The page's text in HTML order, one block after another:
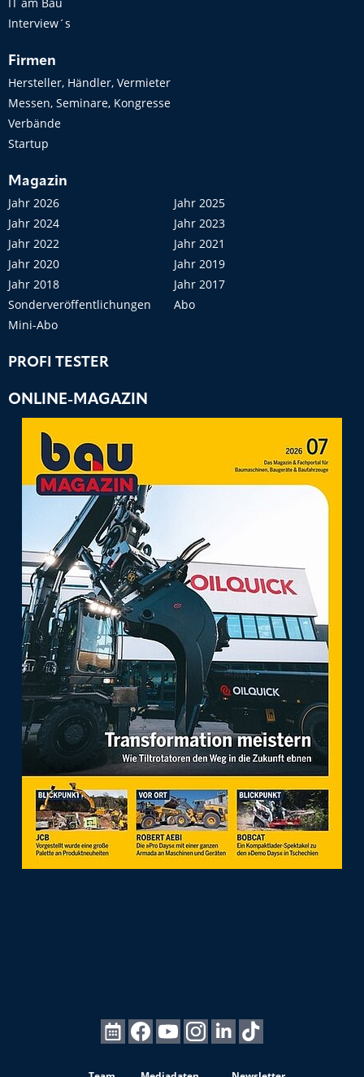
Interview´s
Firmen
Hersteller, Händler, Vermieter
Messen, Seminare, Kongresse
Verbände
Startup
Magazin
Jahr 2026
Jahr 2025
Jahr 2024
Jahr 2023
Jahr 2022
Jahr 2021
Jahr 2020
Jahr 2019
Jahr 2018
Jahr 2017
Sonderveröffentlichungen
Abo
Mini-Abo
PROFI TESTER
ONLINE-MAGAZIN